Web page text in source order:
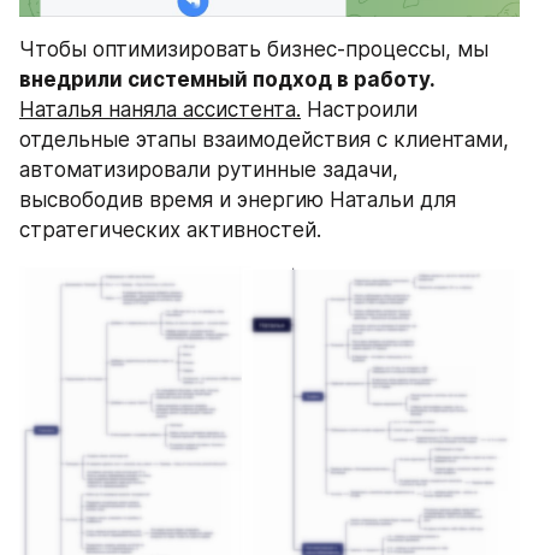
внедрили системный подход в работу.
Наталья наняла ассистента. Настроили
отдельные этапы взаимодействия с клиентами,
автоматизировали рутинные задачи,
высвободив время и энергию Натальи для
стратегических активностей.